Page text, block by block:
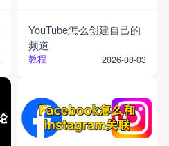
YouTube怎么创建自己的
频道
教程 2026-08-03